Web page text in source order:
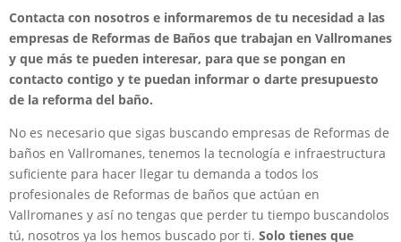
Contacta con nosotros e informaremos de tu necesidad a las
empresas de Reformas de Baños que trabajan en Vallromanes
y que más te pueden interesar, para que se pongan en
contacto contigo y te puedan informar o darte presupuesto
de la reforma del baño.
No es necesario que sigas buscando empresas de Reformas de
baños en Vallromanes, tenemos la tecnología e infraestructura
suficiente para hacer llegar tu demanda a todos los
profesionales de Reformas de baños que actúan en
Vallromanes y así no tengas que perder tu tiempo buscandolos
tú, nosotros ya los hemos buscado por ti. Solo tienes que